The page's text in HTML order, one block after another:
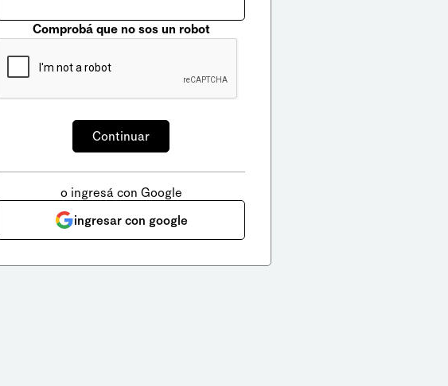
Comprobá que no sos un robot
o ingresá con Google
ingresar con google